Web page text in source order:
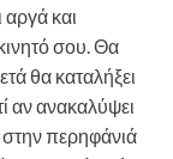
αργά και
σου. Θα
θα καταλήξει
αν ανακαλύψει
στην περηφάνιά